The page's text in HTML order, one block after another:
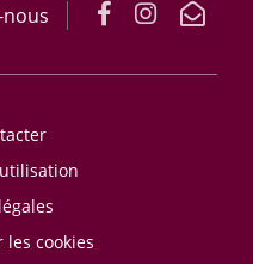
nous
cookies